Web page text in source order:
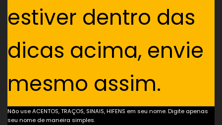
estiver dentro das
dicas acima, envie
mesmo assim.
Não use ACENTOS, TRAÇOS, SINAIS, HIFENS em seu nome. Digite apenas
seu nome de maneira simples.